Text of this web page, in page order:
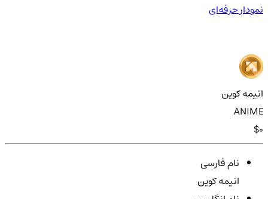
نمودار حرفه‌ای
انیمه کوین
ANIME
$0
نام فارسی
انیمه کوین